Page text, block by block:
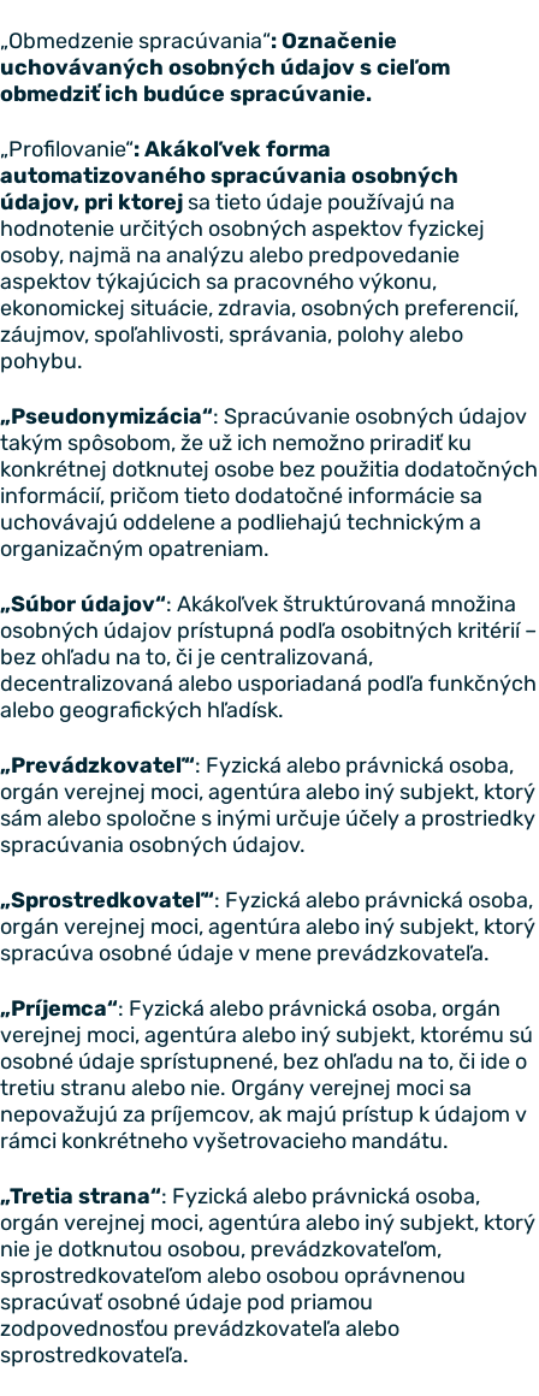
„Obmedzenie spracúvania“: Označenie
uchovávaných osobných údajov s cieľom
obmedziť ich budúce spracúvanie.
„Profilovanie“: Akákoľvek forma
automatizovaného spracúvania osobných
údajov, pri ktorej sa tieto údaje používajú na
hodnotenie určitých osobných aspektov fyzickej
osoby, najmä na analýzu alebo predpovedanie
aspektov týkajúcich sa pracovného výkonu,
ekonomickej situácie, zdravia, osobných preferencií,
záujmov, spoľahlivosti, správania, polohy alebo
pohybu.
„Pseudonymizácia“: Spracúvanie osobných údajov
takým spôsobom, že už ich nemožno priradiť ku
konkrétnej dotknutej osobe bez použitia dodatočných
informácií, pričom tieto dodatočné informácie sa
uchovávajú oddelene a podliehajú technickým a
organizačným opatreniam.
„Súbor údajov“: Akákoľvek štruktúrovaná množina
osobných údajov prístupná podľa osobitných kritérií –
bez ohľadu na to, či je centralizovaná,
decentralizovaná alebo usporiadaná podľa funkčných
alebo geografických hľadísk.
„Prevádzkovateľ“: Fyzická alebo právnická osoba,
orgán verejnej moci, agentúra alebo iný subjekt, ktorý
sám alebo spoločne s inými určuje účely a prostriedky
spracúvania osobných údajov.
„Sprostredkovateľ“: Fyzická alebo právnická osoba,
orgán verejnej moci, agentúra alebo iný subjekt, ktorý
spracúva osobné údaje v mene prevádzkovateľa.
„Príjemca“: Fyzická alebo právnická osoba, orgán
verejnej moci, agentúra alebo iný subjekt, ktorému sú
osobné údaje sprístupnené, bez ohľadu na to, či ide o
tretiu stranu alebo nie. Orgány verejnej moci sa
nepovažujú za príjemcov, ak majú prístup k údajom v
rámci konkrétneho vyšetrovacieho mandátu.
„Tretia strana“: Fyzická alebo právnická osoba,
orgán verejnej moci, agentúra alebo iný subjekt, ktorý
nie je dotknutou osobou, prevádzkovateľom,
sprostredkovateľom alebo osobou oprávnenou
spracúvať osobné údaje pod priamou
zodpovednosťou prevádzkovateľa alebo
sprostredkovateľa.